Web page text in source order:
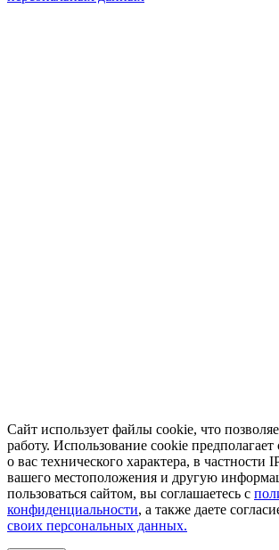
Сайт использует файлы cookie, что
работу. Использование cookie
о вас технического характера, в частности
вашего местоположения и другую
пользоваться сайтом, вы соглашаетесь с
конфиденциальности, а также даете
своих персональных данных.